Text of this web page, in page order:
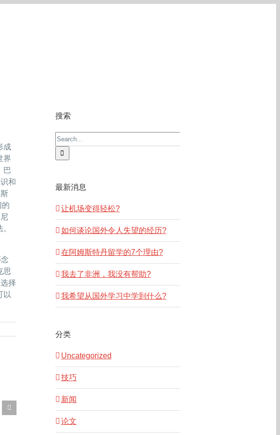
成
界
巴
和
的
思
择
以
搜索
Search
for:
最新消息
让机场变得轻松?
如何谈论国外令人失望的经历?
在阿姆斯特丹留学的7个理由?
我去了非洲，我没有帮助?
我希望从国外学习中学到什么?
分类
Uncategorized
技巧
新闻
论文